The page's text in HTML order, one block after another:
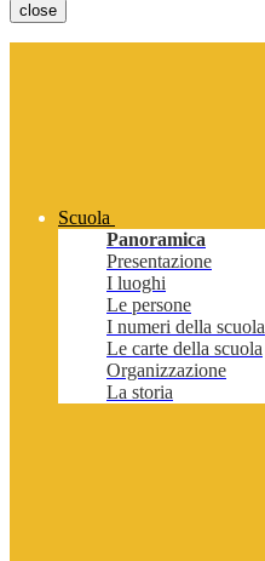
close
Scuola
Panoramica
Presentazione
I luoghi
Le persone
I numeri della scuola
Le carte della scuola
Organizzazione
La storia